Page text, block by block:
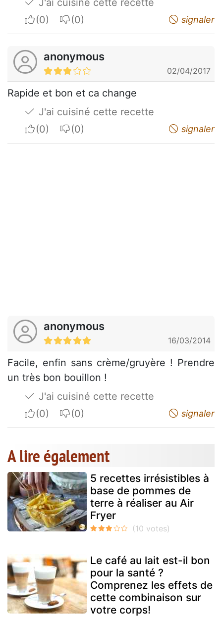
J'ai cuisiné cette recette
I apreciateI do not appreciate signaler
anonymous
02/04/2017
Rapide et bon et ca change
J'ai cuisiné cette recette
I apreciateI do not appreciate signaler
anonymous
16/03/2014
Facile, enfin sans crème/gruyère ! Prendre
un très bon bouillon !
J'ai cuisiné cette recette
I apreciateI do not appreciate signaler
A lire également
5 recettes irrésistibles à
base de pommes de
terre à réaliser au Air
Fryer
Le café au lait est-il bon
pour la santé ?
Comprenez les effets de
cette combinaison sur
votre corps!